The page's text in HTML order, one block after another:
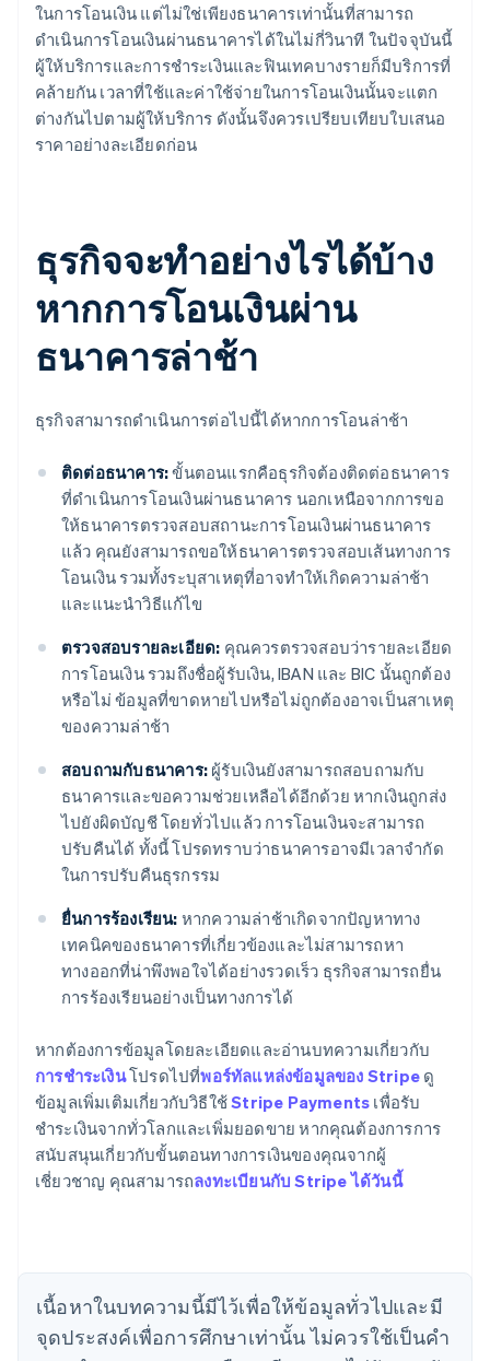
ในการโอนเงิน แต่ไม่ใช่เพียงธนาคารเท่านั้นที่สามารถ
ดำเนินการโอนเงินผ่านธนาคารได้ในไม่กี่วินาที ในปัจจุบันนี้
ผู้ให้บริการและการชำระเงินและฟินเทคบางรายก็มีบริการที่
คล้ายกัน เวลาที่ใช้และค่าใช้จ่ายในการโอนเงินนั้นจะแตก
ต่างกันไปตามผู้ให้บริการ ดังนั้นจึงควรเปรียบเทียบใบเสนอ
ราคาอย่างละเอียดก่อน
ธุรกิจจะทำอย่างไรได้บ้าง
หากการโอนเงินผ่าน
ธนาคารล่าช้า
ธุรกิจสามารถดำเนินการต่อไปนี้ได้หากการโอนล่าช้า
ติดต่อธนาคาร:ขั้นตอนแรกคือธุรกิจต้องติดต่อธนาคาร
ที่ดำเนินการโอนเงินผ่านธนาคาร นอกเหนือจากการขอ
ให้ธนาคารตรวจสอบสถานะการโอนเงินผ่านธนาคาร
แล้ว คุณยังสามารถขอให้ธนาคารตรวจสอบเส้นทางการ
โอนเงิน รวมทั้งระบุสาเหตุที่อาจทำให้เกิดความล่าช้า
และแนะนำวิธีแก้ไข
ตรวจสอบรายละเอียด: คุณควรตรวจสอบว่ารายละเอียด
การโอนเงิน รวมถึงชื่อผู้รับเงิน, IBAN และ BIC นั้นถูกต้อง
หรือไม่ ข้อมูลที่ขาดหายไปหรือไม่ถูกต้องอาจเป็นสาเหตุ
ของความล่าช้า
สอบถามกับธนาคาร: ผู้รับเงินยังสามารถสอบถามกับ
ธนาคารและขอความช่วยเหลือได้อีกด้วย หากเงินถูกส่ง
ไปยังผิดบัญชี โดยทั่วไปแล้ว การโอนเงินจะสามารถ
ปรับคืนได้ ทั้งนี้ โปรดทราบว่าธนาคารอาจมีเวลาจำกัด
ในการปรับคืนธุรกรรม
ยื่นการร้องเรียน: หากความล่าช้าเกิดจากปัญหาทาง
เทคนิคของธนาคารที่เกี่ยวข้องและไม่สามารถหา
ทางออกที่น่าพึงพอใจได้อย่างรวดเร็ว ธุรกิจสามารถยื่น
การร้องเรียนอย่างเป็นทางการได้
หากต้องการข้อมูลโดยละเอียดและอ่านบทความเกี่ยวกับ
การชำระเงินโปรดไปที่พอร์ทัลแหล่งข้อมูลของ Stripe ดู
ข้อมูลเพิ่มเติมเกี่ยวกับวิธีใช้Stripe Payments เพื่อรับ
ชำระเงินจากทั่วโลกและเพิ่มยอดขาย หากคุณต้องการการ
สนับสนุนเกี่ยวกับขั้นตอนทางการเงินของคุณจากผู้
เชี่ยวชาญ คุณสามารถลงทะเบียนกับ Stripe ได้วันนี้
เนื้อหาในบทความนี้มีไว้เพื่อให้ข้อมูลทั่วไปและมี
จุดประสงค์เพื่อการศึกษาเท่านั้น ไม่ควรใช้เป็นคํา
กรีซ
English
เขตบริหารพิเศษฮ่องกง ประเทศจีน
English简体中文
แคนาดา
English Français
โครเอเชีย
ไซปรัส
English
ญี่ปุ่น
日本語English